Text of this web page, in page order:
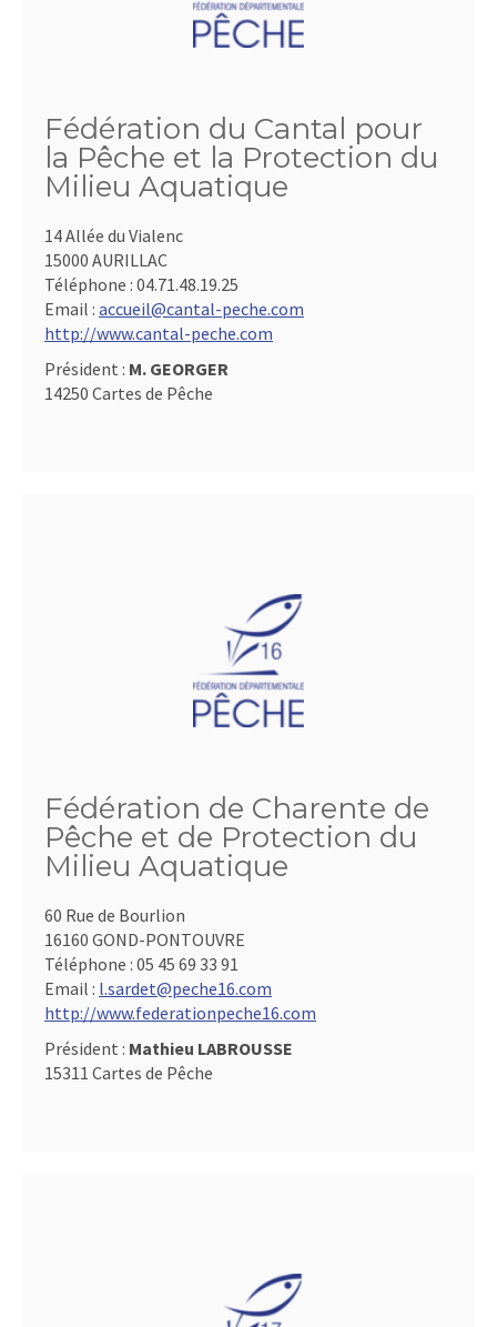
Fédération du Cantal pour
la Pêche et la Protection du
Milieu Aquatique
14 Allée du Vialenc
15000 AURILLAC
Téléphone : 04.71.48.19.25
Email : accueil@cantal-peche.com
http://www.cantal-peche.com
Président : M. GEORGER
14250 Cartes de Pêche
Fédération de Charente de
Pêche et de Protection du
Milieu Aquatique
60 Rue de Bourlion
16160 GOND-PONTOUVRE
Téléphone : 05 45 69 33 91
Email : l.sardet@peche16.com
http://www.federationpeche16.com
Président : Mathieu LABROUSSE
15311 Cartes de Pêche